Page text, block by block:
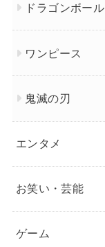
ドラゴンボール
ワンピース
鬼滅の刃
エンタメ
お笑い・芸能
ゲーム